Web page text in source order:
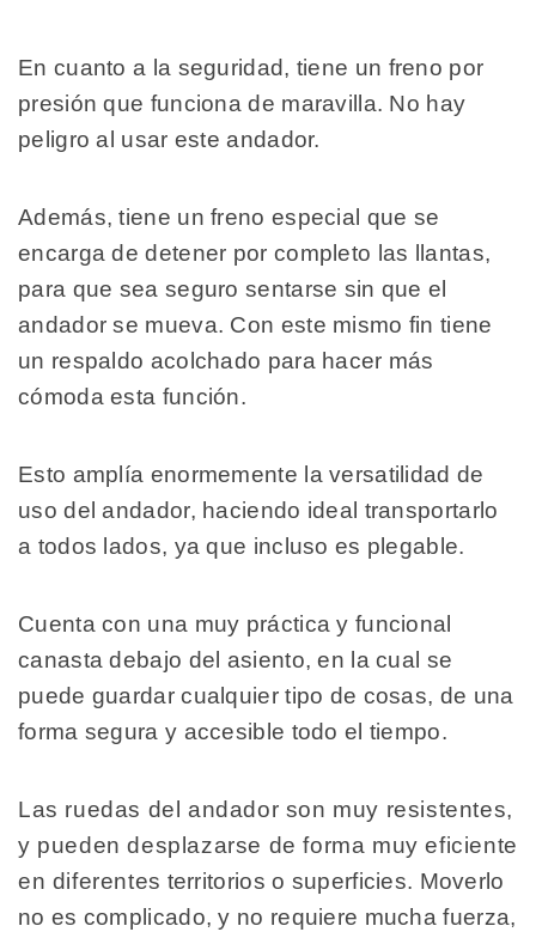
En cuanto a la seguridad, tiene un freno por
presión que funciona de maravilla. No hay
peligro al usar este andador.
Además, tiene un freno especial que se
encarga de detener por completo las llantas,
para que sea seguro sentarse sin que el
andador se mueva. Con este mismo fin tiene
un respaldo acolchado para hacer más
cómoda esta función.
Esto amplía enormemente la versatilidad de
uso del andador, haciendo ideal transportarlo
a todos lados, ya que incluso es plegable.
Cuenta con una muy práctica y funcional
canasta debajo del asiento, en la cual se
puede guardar cualquier tipo de cosas, de una
forma segura y accesible todo el tiempo.
Las ruedas del andador son muy resistentes,
y pueden desplazarse de forma muy eficiente
en diferentes territorios o superficies. Moverlo
no es complicado, y no requiere mucha fuerza,